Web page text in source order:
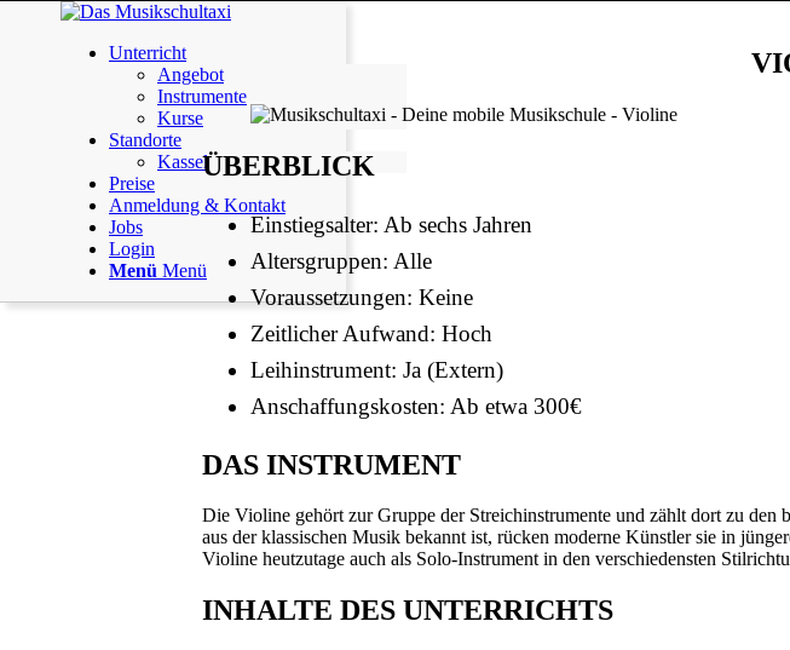
Unterricht
Angebot
Instrumente
Kurse
Standorte
Kassel
Preise
Anmeldung & Kontakt
Jobs
Login
Menü Menü
ÜBERBLICK
Einstiegsalter: Ab sechs Jahren
Altersgruppen: Alle
Voraussetzungen: Keine
Zeitlicher Aufwand: Hoch
Leihinstrument: Ja (Extern)
Anschaffungskosten: Ab etwa 300€
DAS INSTRUMENT
Die Violine gehört zur Gruppe der Streichinstrumente und zählt dort zu
aus der klassischen Musik bekannt ist, rücken moderne Künstler sie in
Violine heutzutage auch als Solo-Instrument in den verschiedensten
INHALTE DES UNTERRICHTS